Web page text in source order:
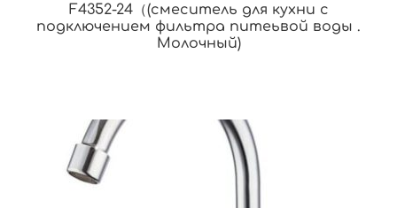
F4352-24（(смеситель для кухни с
подключением фильтра питеьвой воды .
Молочный)